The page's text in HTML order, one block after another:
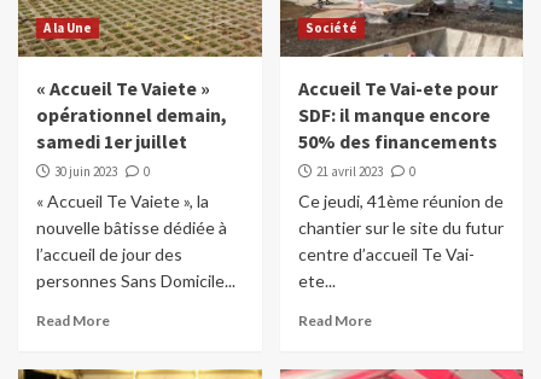
A la Une
« Accueil Te Vaiete »
opérationnel demain,
samedi 1er juillet
30 juin 2023 0
« Accueil Te Vaiete », la
nouvelle bâtisse dédiée à
l’accueil de jour des
personnes Sans Domicile...
Read More
Société
Accueil Te Vai-ete pour
SDF: il manque encore
50% des financements
21 avril 2023 0
Ce jeudi, 41ème réunion de
chantier sur le site du futur
centre d’accueil Te Vai-
ete...
Read More